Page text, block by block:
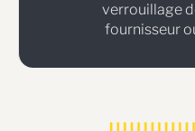
verrouillage
fournisseur